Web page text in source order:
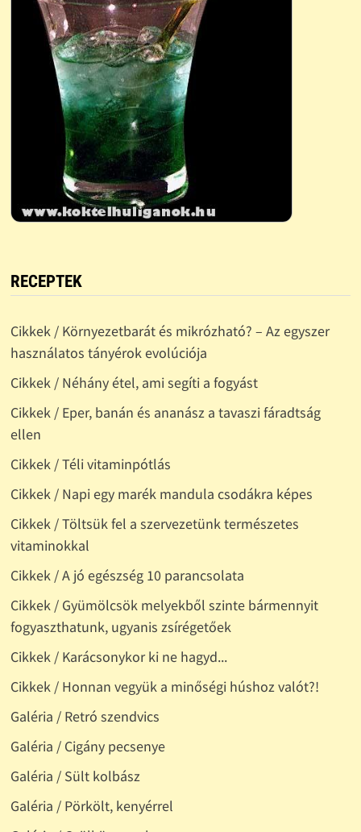
RECEPTEK
Cikkek / Környezetbarát és mikrózható? – Az egyszer
használatos tányérok evolúciója
Cikkek / Néhány étel, ami segíti a fogyást
Cikkek / Eper, banán és ananász a tavaszi fáradtság
ellen
Cikkek / Téli vitaminpótlás
Cikkek / Napi egy marék mandula csodákra képes
Cikkek / Töltsük fel a szervezetünk természetes
vitaminokkal
Cikkek / A jó egészség 10 parancsolata
Cikkek / Gyümölcsök melyekből szinte bármennyit
fogyaszthatunk, ugyanis zsírégetőek
Cikkek / Karácsonykor ki ne hagyd...
Cikkek / Honnan vegyük a minőségi húshoz valót?!
Galéria / Retró szendvics
Galéria / Cigány pecsenye
Galéria / Sült kolbász
Galéria / Pörkölt, kenyérrel